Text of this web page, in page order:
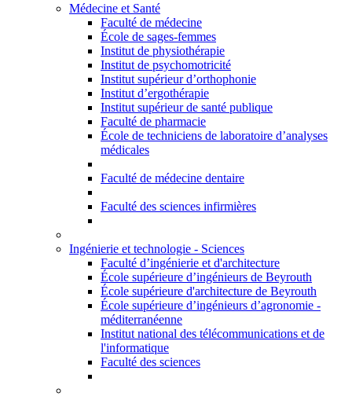
Médecine et Santé
Faculté de médecine
École de sages-femmes
Institut de physiothérapie
Institut de psychomotricité
Institut supérieur d’orthophonie
Institut d’ergothérapie
Institut supérieur de santé publique
Faculté de pharmacie
École de techniciens de laboratoire d’analyses
médicales
Faculté de médecine dentaire
Faculté des sciences infirmières
Ingénierie et technologie - Sciences
Faculté d’ingénierie et d'architecture
École supérieure d’ingénieurs de Beyrouth
École supérieure d'architecture de Beyrouth
École supérieure d’ingénieurs d’agronomie -
méditerranéenne
Institut national des télécommunications et de
l'informatique
Faculté des sciences